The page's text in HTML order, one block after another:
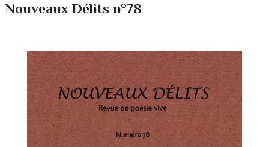
Nouveaux Délits n°78